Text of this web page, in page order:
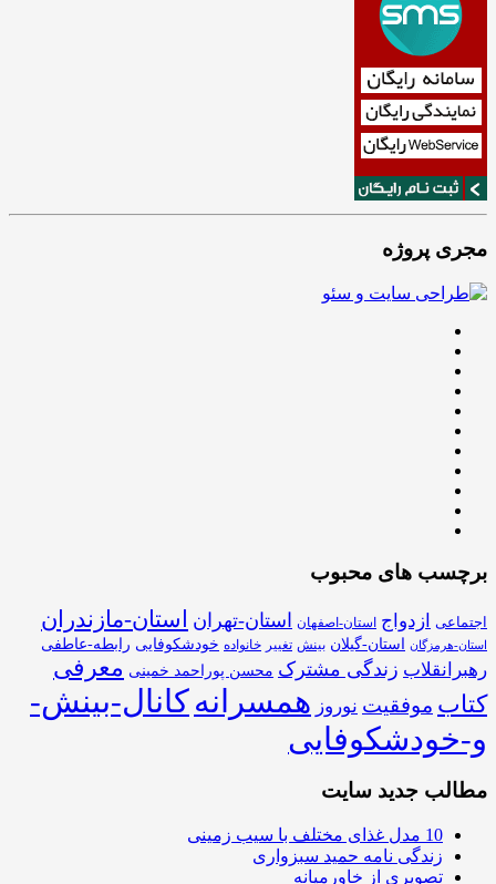
مجری پروژه
برچسب های محبوب
اجتماعی ازدواج استان-اصفهان استان-تهران استان-مازندران
استان-هرمزگان استان-گیلان بینش تغییر خانواده خودشکوفایی رابطه-عاطفی
رهبرانقلاب زندگی مشترک محسن پوراحمد خمینی معرفی
کتاب موفقیت نوروز همسرانهکانال-بینش-
و-خودشکوفایی
مطالب جدید سایت
10 مدل غذای مختلف با سیب زمینی
زندگی نامه حمید سبزواری
تصویری از خاورمیانه